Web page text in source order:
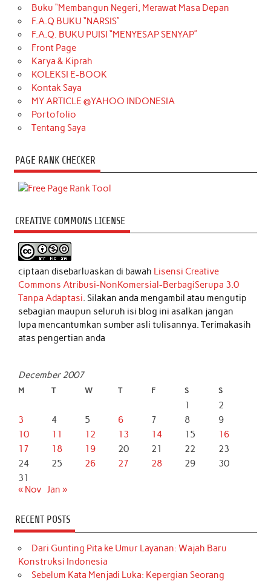
Buku “Membangun Negeri, Merawat Masa Depan
F.A.Q BUKU “NARSIS”
F.A.Q. BUKU PUISI “MENYESAP SENYAP”
Front Page
Karya & Kiprah
KOLEKSI E-BOOK
Kontak Saya
MY ARTICLE @YAHOO INDONESIA
Portofolio
Tentang Saya
PAGE RANK CHECKER
CREATIVE COMMONS LICENSE
ciptaan disebarluaskan di bawah Lisensi Creative
Commons Atribusi-NonKomersial-BerbagiSerupa 3.0
Tanpa Adaptasi. Silakan anda mengambil atau mengutip
sebagian maupun seluruh isi blog ini asalkan jangan
lupa mencantumkan sumber asli tulisannya. Terimakasih
atas pengertian anda
December 2007
M T W T F S S
1
2
3
4 5 6 7 8
9
10
11 12 13 14 15
16
17
18 19 20 21 22
23
24
25 26 27 28 29
30
31
« Nov Jan »
RECENT POSTS
Dari Gunting Pita ke Umur Layanan: Wajah Baru
Konstruksi Indonesia
Sebelum Kata Menjadi Luka: Kepergian Seorang